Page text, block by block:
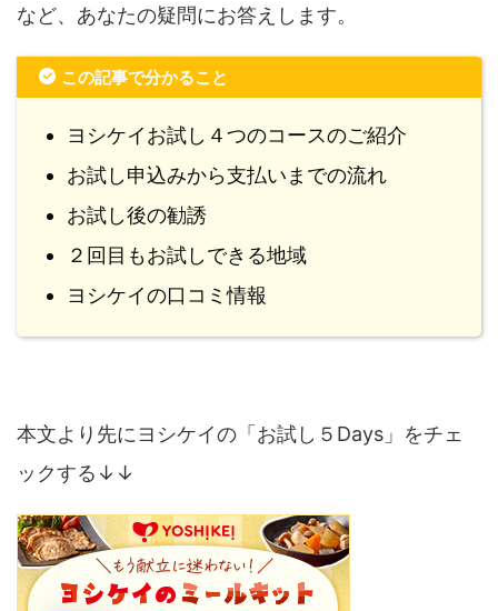
など、あなたの疑問にお答えします。
この記事で分かること
ヨシケイお試し４つのコースのご紹介
お試し申込みから支払いまでの流れ
お試し後の勧誘
２回目もお試しできる地域
ヨシケイの口コミ情報
本文より先にヨシケイの「お試し５Days」をチェ
ックする↓↓